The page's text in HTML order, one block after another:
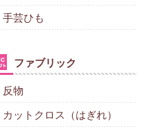
手芸ひも
ファブリック
反物
カットクロス（はぎれ）